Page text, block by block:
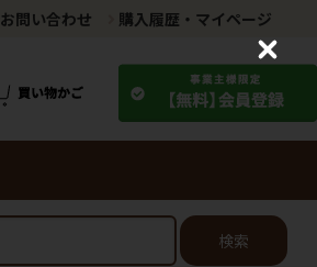
お問い合わせ 購入履歴・マイページ
検索
C
o
s
e